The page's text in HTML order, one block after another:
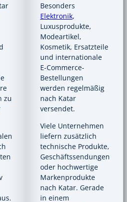
zu
Besonders
Elektronik,
Luxusprodukte,
Modeartikel,
Kosmetik, Ersatzteile
und internationale
E-Commerce-
Bestellungen
werden regelmäßig
nach Katar
versendet.
Viele Unternehmen
liefern zusätzlich
technische Produkte,
Geschäftssendungen
oder hochwertige
Markenprodukte
nach Katar. Gerade
in einem